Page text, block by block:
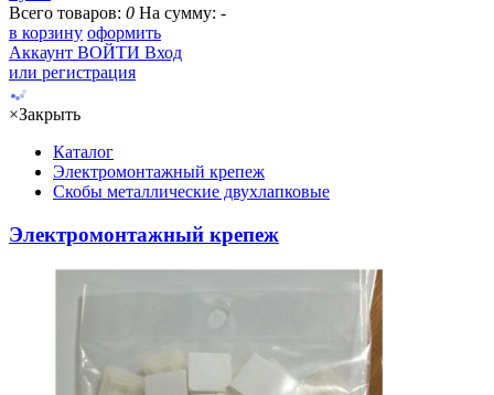
Всего товаров: 0 На сумму: -
в корзину оформить
Аккаунт ВОЙТИ Вход
или регистрация
×Закрыть
Каталог
Электромонтажный крепеж
Скобы металлические двухлапковые
Электромонтажный крепеж